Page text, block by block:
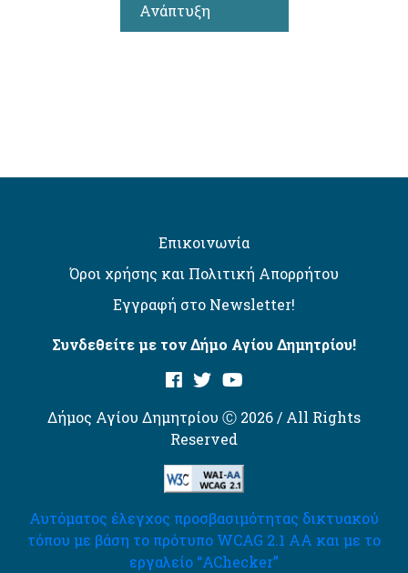
Ανάπτυξη
Επικοινωνία
Όροι χρήσης και Πολιτική Απορρήτου
Εγγραφή στο Newsletter!
Συνδεθείτε με τον Δήμο Αγίου Δημητρίου!
Δήμος Αγίου Δημητρίου Ⓒ 2026 / All Rights
Reserved
Αυτόματος έλεγχος προσβασιμότητας δικτυακού
τόπου με βάση το πρότυπο WCAG 2.1 AA και με το
εργαλείο “AChecker”